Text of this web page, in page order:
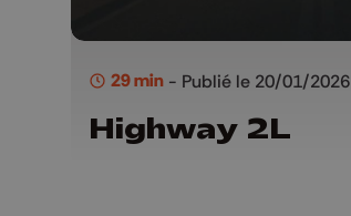
29 min - Publié le 20/01/2026
Highway 2L